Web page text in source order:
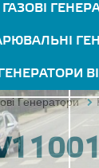
ГАЗОВІ
Генератори